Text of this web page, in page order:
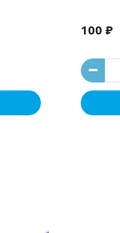
100 ₽